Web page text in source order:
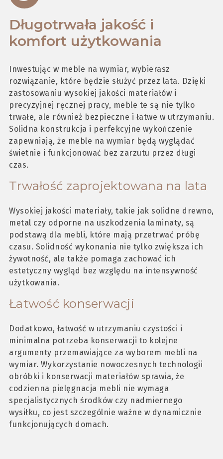
Długotrwała jakość i
komfort użytkowania
Inwestując w meble na wymiar, wybierasz
rozwiązanie, które będzie służyć przez lata. Dzięki
zastosowaniu wysokiej jakości materiałów i
precyzyjnej ręcznej pracy, meble te są nie tylko
trwałe, ale również bezpieczne i łatwe w utrzymaniu.
Solidna konstrukcja i perfekcyjne wykończenie
zapewniają, że meble na wymiar będą wyglądać
świetnie i funkcjonować bez zarzutu przez długi
czas.
Trwałość zaprojektowana na lata
Wysokiej jakości materiały, takie jak solidne drewno,
metal czy odporne na uszkodzenia laminaty, są
podstawą dla mebli, które mają przetrwać próbę
czasu. Solidność wykonania nie tylko zwiększa ich
żywotność, ale także pomaga zachować ich
estetyczny wygląd bez względu na intensywność
użytkowania.
Łatwość konserwacji
Dodatkowo, łatwość w utrzymaniu czystości i
minimalna potrzeba konserwacji to kolejne
argumenty przemawiające za wyborem mebli na
wymiar. Wykorzystanie nowoczesnych technologii
obróbki i konserwacji materiałów sprawia, że
codzienna pielęgnacja mebli nie wymaga
specjalistycznych środków czy nadmiernego
wysiłku, co jest szczególnie ważne w dynamicznie
funkcjonujących domach.